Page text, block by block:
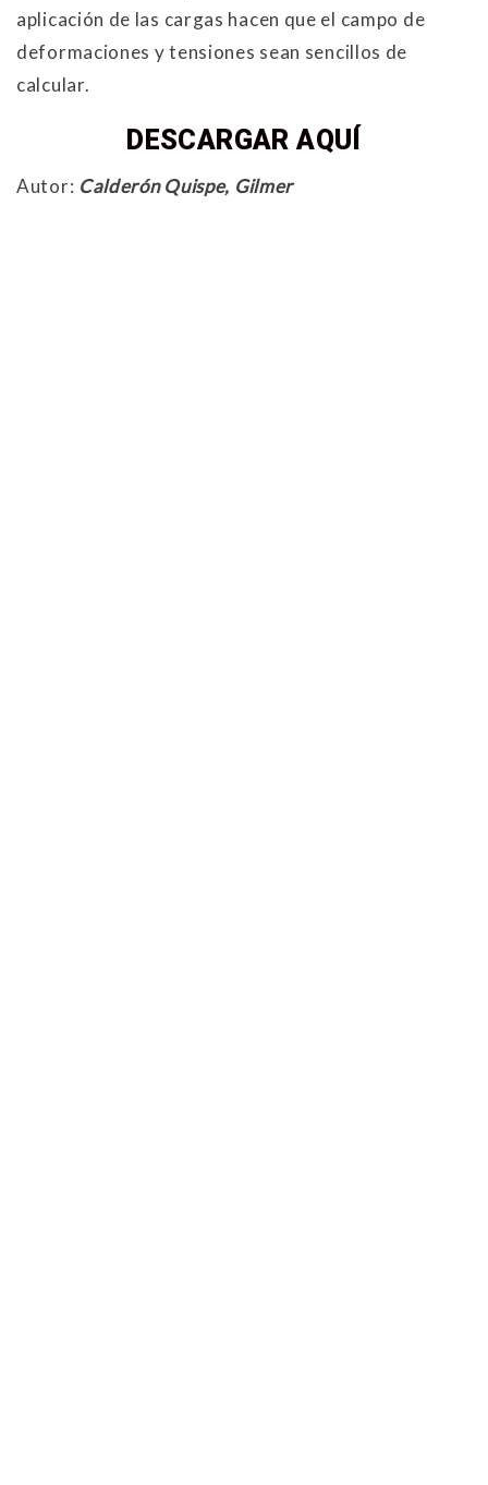
aplicación de las cargas hacen que el campo de
deformaciones y tensiones sean sencillos de
calcular.
DESCARGAR AQUÍ
Autor: Calderón Quispe, Gilmer